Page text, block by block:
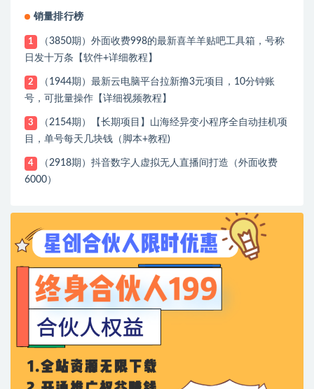
销量排行榜
1
（3850期）外面收费998的最新喜羊羊贴吧工具箱，号称
日发十万条【软件+详细教程】
2
（1944期）最新云电脑平台拉新撸3元项目，10分钟账
号，可批量操作【详细视频教程】
3
（2154期）【长期项目】山海经异变小程序全自动挂机项
目，单号每天几块钱（脚本+教程)
4
（2918期）抖音数字人虚拟无人直播间打造（外面收费
6000）